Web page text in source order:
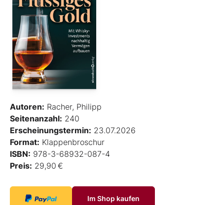
Autoren: Racher, Philipp
Seitenanzahl: 240
Erscheinungstermin: 23.07.2026
Format: Klappenbroschur
ISBN: 978-3-68932-087-4
Preis: 29,90 €
Im Shop kaufen